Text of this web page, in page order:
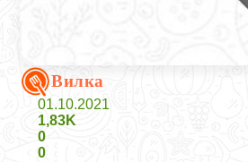
Вилка
01.10.2021
1,83K
0
0